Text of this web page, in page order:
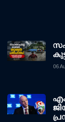
06